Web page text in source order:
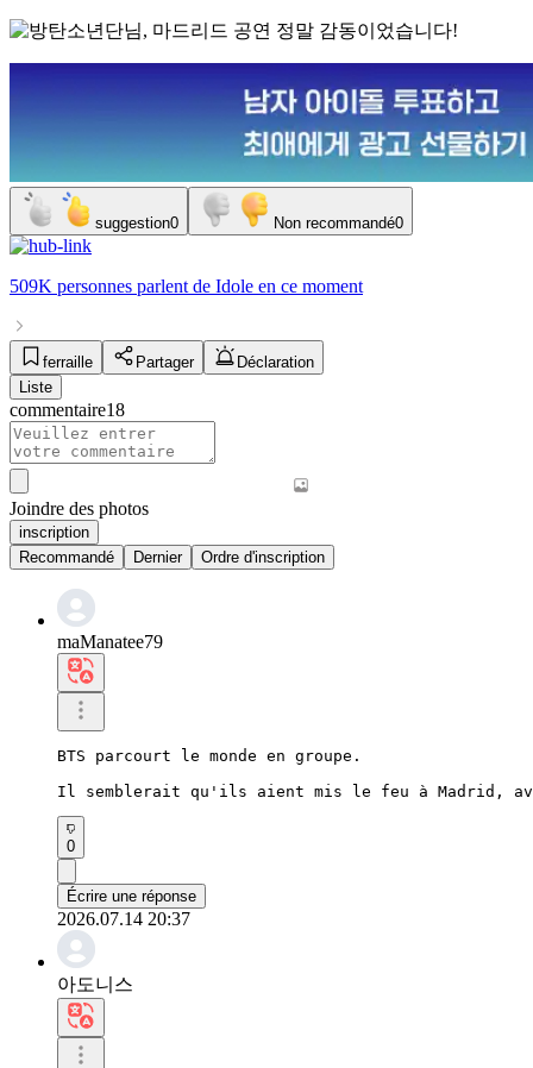
suggestion0 Non recommandé0
509K personnes parlent de Idole en ce moment
ferraille Partager
Déclaration
Liste
commentaire18
Joindre des photos
inscription
Recommandé
Dernier Ordre d'inscription
maManatee79
BTS parcourt le monde en groupe.
Il semblerait qu'ils aient mis le feu à Madrid,
0
Écrire une réponse
2026.07.14 20:37
아도니스